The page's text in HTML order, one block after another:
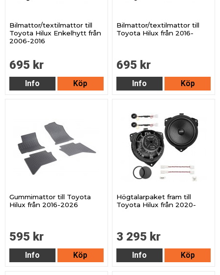
Bilmattor/textilmattor till
Toyota Hilux Enkelhytt från
2006-2016
695 kr
Info Köp
Bilmattor/textilmattor till
Toyota Hilux från 2016-
695 kr
Info Köp
Gummimattor till Toyota
Hilux från 2016-2026
595 kr
Info Köp
Högtalarpaket fram till
Toyota Hilux från 2020-
3 295 kr
Info Köp